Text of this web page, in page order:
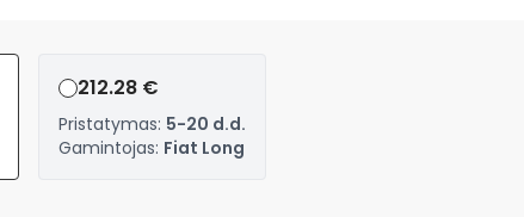
212.28 €
Pristatymas: 5-20 d.d.
Gamintojas: Fiat Long